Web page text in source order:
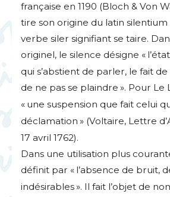
française en 1190 (Bloch & Von
tire son origine du latin
verbe siler signifiant se taire.
originel, le silence désigne «
qui s’abstient de parler, le fait
de ne pas se plaindre ». Pour Le
« une suspension que fait celui
déclamation » (Voltaire, Lettre
17 avril 1762).
Dans une utilisation plus
définit par « l’absence de bruit,
indésirables». Il fait l’objet de